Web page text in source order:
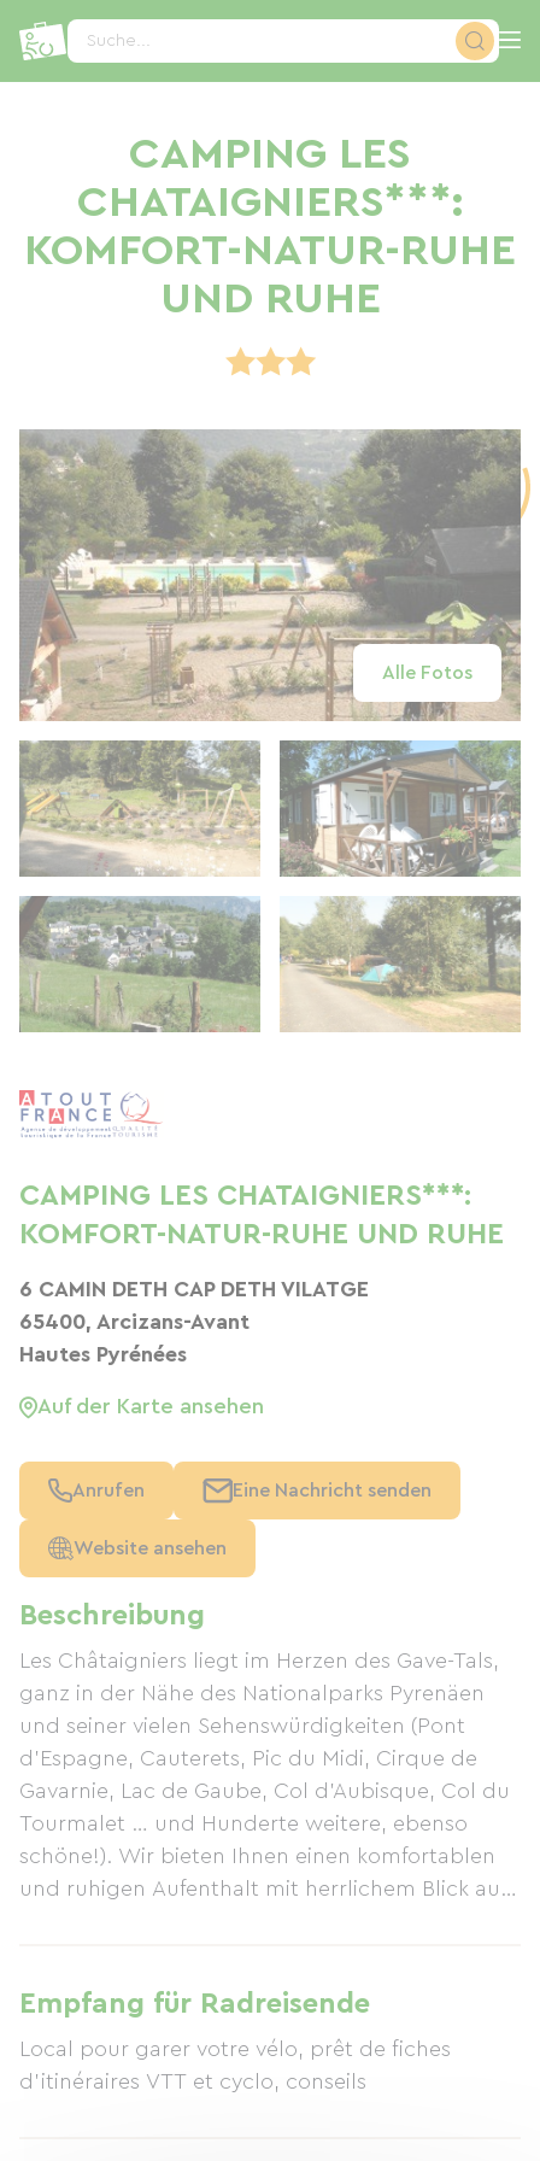
Suche...
CAMPING LES
CHATAIGNIERS***:
KOMFORT-NATUR-RUHE
UND RUHE
Alle Fotos
Beschreibung
Les Châtaigniers liegt im Herzen des Gave-Tals,
ganz in der Nähe des Nationalparks Pyrenäen
und seiner vielen Sehenswürdigkeiten (Pont
d'Espagne, Cauterets, Pic du Midi, Cirque de
Gavarnie, Lac de Gaube, Col d'Aubisque, Col du
Tourmalet … und Hunderte weitere, ebenso
schöne!). Wir bieten Ihnen einen komfortablen
und ruhigen Aufenthalt mit herrlichem Blick auf
entfernt, befinden wir uns in der Nähe aller
Annehmlichkeiten. Genießen Sie unseren
Swimmingpool, den Kinderspielplatz, die
geräumigen, schattigen oder halbschattigen
Empfang für Radreisende
Local pour garer votre vélo, prêt de fiches
d'itinéraires VTT et cyclo, conseils
CAMPING LES CHATAIGNIERS***:
KOMFORT-NATUR-RUHE UND RUHE
6 CAMIN DETH CAP DETH VILATGE
65400, Arcizans-Avant
Hautes Pyrénées
Auf der Karte ansehen
Anrufen Eine Nachricht senden
Website ansehen
Cookie-Einstellungen